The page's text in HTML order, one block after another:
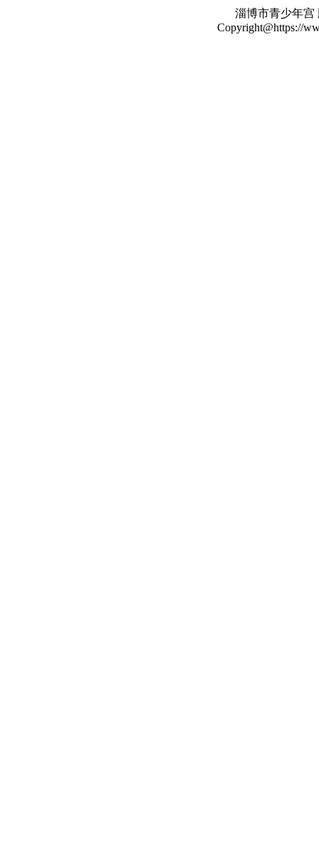
淄博市青少年
Copyright@https://